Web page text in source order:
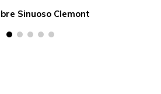
Sinuoso Clemont